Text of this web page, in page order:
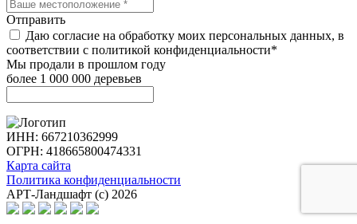
Отправить
Даю согласие на обработку моих персональных данных, в
соответствии с политикой конфиденциальности*
Мы продали в прошлом году
более 1 000 000 деревьев
ИНН: 667210362999
ОГРН: 418665800474331
Карта сайта
Политика конфиденциальности
АРТ-Ландшафт (с) 2026